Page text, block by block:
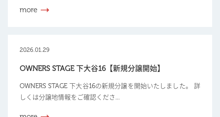
more
2026.01.29
OWNERS STAGE 下大谷16【新規分譲開始】
OWNERS STAGE 下大谷16の新規分譲を開始いたしました。 詳
しくは分譲地情報をご確認くださ...